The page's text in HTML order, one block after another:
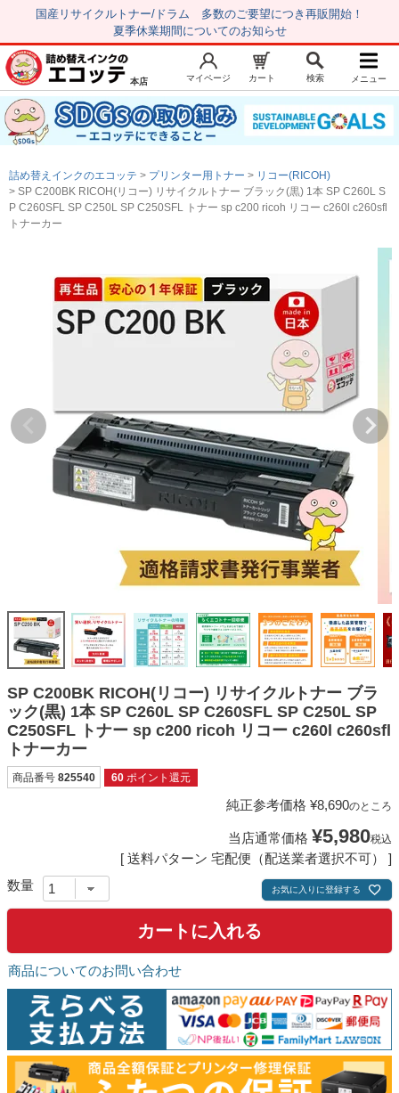
国産リサイクルトナー/ドラム 多数のご要望につき再販開始！
夏季休業期間についてのお知らせ
新規会員登録 マイページ
トップページ お気に入り
注文履歴 レビュー履歴
はじめての方へ
初心者用セット
キャノンインク
詰め替えインク
互換インクボトル
互換インクカートリッジ
再生インクカートリッジ
ご利用ガイド
よくある質問
お問い合わせ
会員専用商品
説明書ダウンロード
本店 マイページ カート 検索 メニュー
詰め替えインクのエコッテ プリンター用トナー
リコー(RICOH)
SP C200BK RICOH(リコー) リサイクルトナー ブラック(黒) 1本 SP C260L S
P C260SFL SP C250L SP C250SFL トナー sp c200 ricoh リコー c260l c260sfl
トナーカー
SP C200BK RICOH(リコー) リサイクルトナー ブラ
ック(黒) 1本 SP C260L SP C260SFL SP C250L SP
C250SFL トナー sp c200 ricoh リコー c260l c260sfl
トナーカー
商品番号 825540 60 ポイント還元
純正参考価格 ¥8,690のところ
当店通常価格 ¥5,980税込
送料パターン 宅配便（配送業者選択不可）
お気に入りに登録する
カートに入れる
商品についてのお問い合わせ